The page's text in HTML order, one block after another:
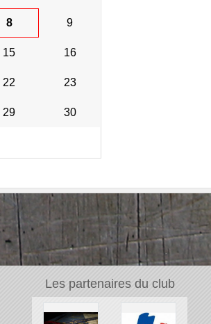
8 9
15 16
22 23
29 30
Les partenaires du club